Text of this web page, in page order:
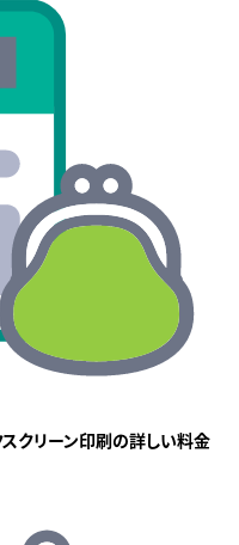
クリーン印刷の詳しい料金